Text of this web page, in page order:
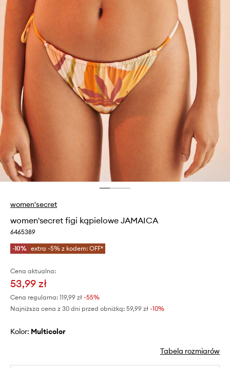
women'secret
women'secret figi kąpielowe JAMAICA
6465389
-10% extra -5% z kodem: OFF*
Cena aktualna:
53,99 zł
Cena regularna: 119,99 zł -55%
Najniższa cena z 30 dni przed obniżką: 59,99 zł -10%
Kolor: multicolor
Tabela rozmiarów